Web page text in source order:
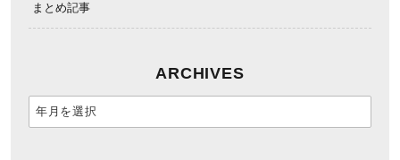
まとめ記事
ARCHIVES